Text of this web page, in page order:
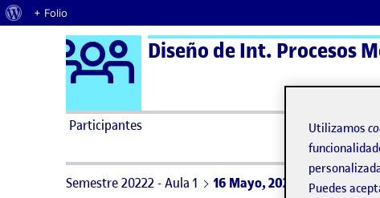
Acerca de WordPress
+ Folio
Saltar al contenido Logo Ágora
Diseño de Int. Procesos
Participantes
Semestre 20222 - Aula 1 16 Mayo, 2023
Utilizamos
Puedes